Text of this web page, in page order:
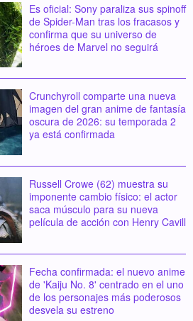
Es oficial: Sony paraliza sus spinoff
de Spider-Man tras los fracasos y
confirma que su universo de
héroes de Marvel no seguirá
Crunchyroll comparte una nueva
imagen del gran anime de fantasía
oscura de 2026: su temporada 2
ya está confirmada
Russell Crowe (62) muestra su
imponente cambio físico: el actor
saca músculo para su nueva
película de acción con Henry Cavill
Fecha confirmada: el nuevo anime
de 'Kaiju No. 8' centrado en el uno
de los personajes más poderosos
desvela su estreno